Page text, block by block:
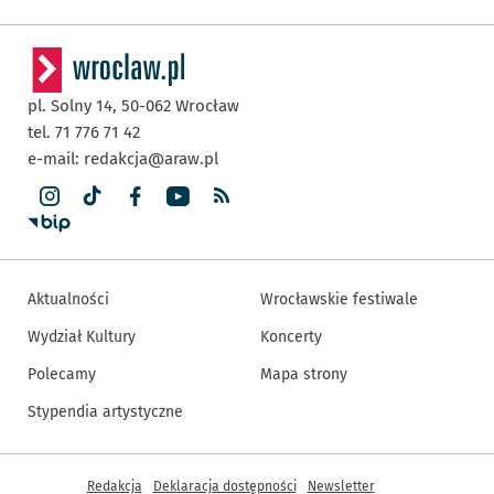
pl. Solny 14, 50-062 Wrocław
tel. 71 776 71 42
e-mail: redakcja@araw.pl
Aktualności
Wydział Kultury
Polecamy
Stypendia artystyczne
Wrocławskie festiwale
Koncerty
Mapa strony
Inne informacje
Redakcja Deklaracja dostępności Newsletter